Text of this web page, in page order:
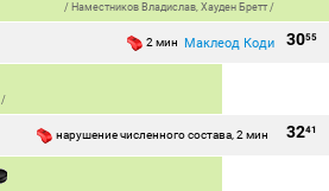
/ Наместников Владислав, Хауден Бретт /
3055
2 мин Маклеод Коди
/
3241
нарушение численного состава, 2 мин